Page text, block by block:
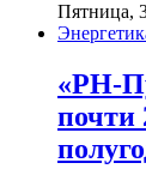
Пятница,
«РН-
почти